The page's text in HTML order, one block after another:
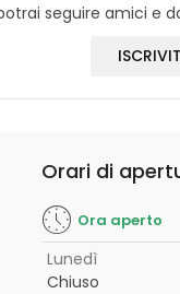
seguire amici e
Orari di
Ora aperto
Lunedì
Chiuso